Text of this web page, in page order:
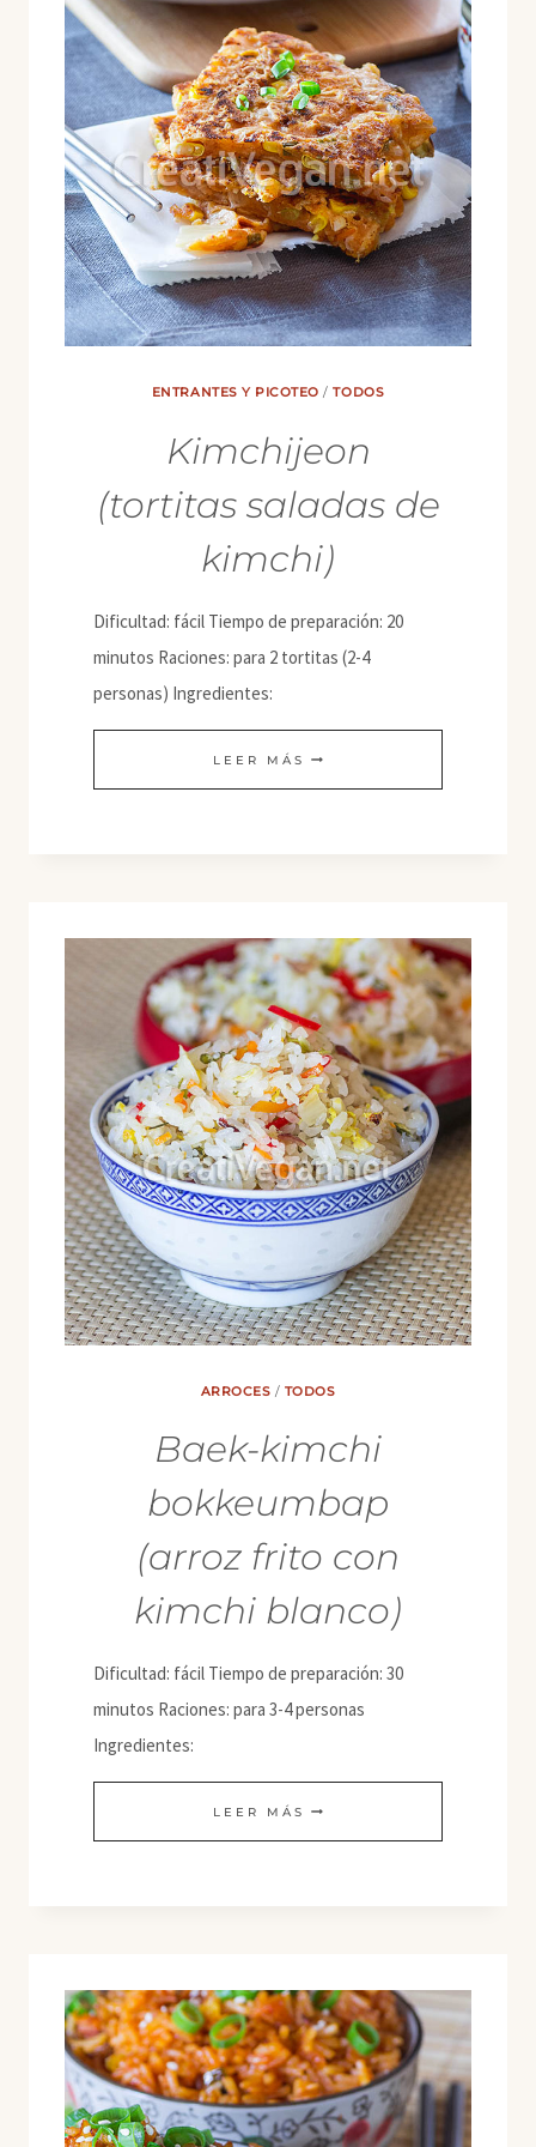
ENTRANTES Y PICOTEO /TODOS
Kimchijeon
(tortitas saladas de
kimchi)
Dificultad: fácil Tiempo de preparación: 20
minutos Raciones: para 2 tortitas (2-4
personas) Ingredientes:
LEER MÁS KIMCHIJEON
(TORTITAS
ARROCES / TODOS
Baek-kimchi
bokkeumbap
(arroz frito con
kimchi blanco)
Dificultad: fácil Tiempo de preparación: 30
minutos Raciones: para 3-4 personas
Ingredientes:
LEER MÁS BAEK-
KIMCHI
CON
KIMCHI
BLANCO)